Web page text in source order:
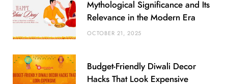
Mythological Significance and Its
Relevance in the Modern Era
OCTOBER 21, 2025
Budget-Friendly Diwali Decor
Hacks That Look Expensive